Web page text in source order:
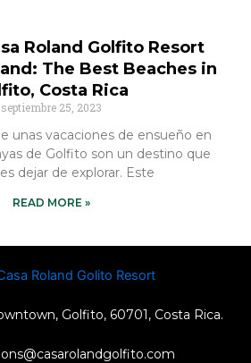
Roland Golfito Resort
The Best Beaches in
Costa Rica
septiembre 25, 2023
unas vacaciones de ensueño en
de Golfito son un destino que
dejar de explorar. Este
READ MORE »
Golfito, 60701, Costa Rica.